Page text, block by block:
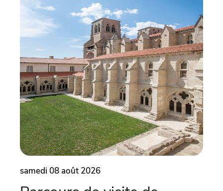
samedi 08 août 2026